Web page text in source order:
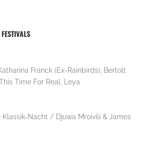
Franck (Ex-Rainbirds), Bertolt
Time For Real, Leya
Klassik-Nacht / Djuwa Mroivili & James